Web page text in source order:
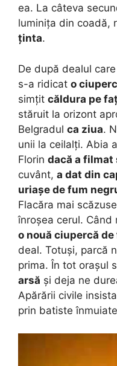
ea. La câteva
luminița din coadă,
ținta.
De după dealul
s-a ridicat o
simțit căldura pe
stăruit la orizont
Belgradul ca ziua.
unii la ceilalți. Abia
Florin dacă a filmat
cuvânt, a dat din
uriașe de fum
Flacăra mai
înroșea cerul.
o nouă ciupercă de
deal. Totuși, parcă
prima. În tot orașul
arsă și deja ne
Apărării civile
prin batiste